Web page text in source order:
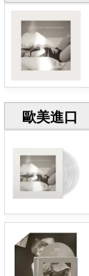
歐美進口